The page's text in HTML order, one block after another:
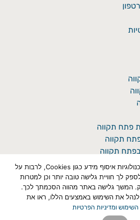
פתח תקווה
תקווה
תקווה
באתר זה נעשה שימוש בטכנולוגיות איסוף מידע כגון Cookies, לרבות על
לך חוויית גלישה טובה יותר וכן למטרות
המשך גלישה באתר מהווה הסכמתך לכך.
לנהל את השימוש באמצעים הללו, ראו את
השימוש ומדיניות הפרטיות